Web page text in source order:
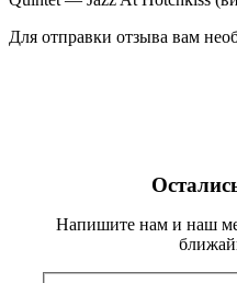
Для отправки отзыва вам
Напишите нам и наш